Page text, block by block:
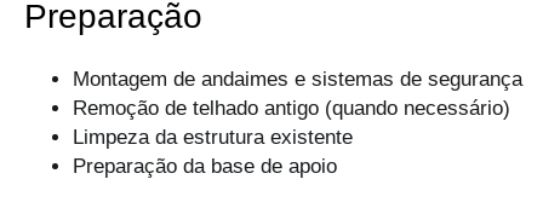
Preparação
Montagem de andaimes e sistemas de segurança
Remoção de telhado antigo (quando necessário)
Limpeza da estrutura existente
Preparação da base de apoio